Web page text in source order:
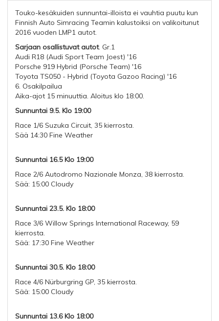
Touko-kesäkuiden sunnuntai-illoista ei vauhtia puutu kun
Finnish Auto Simracing Teamin kalustoiksi on valikoitunut
2016 vuoden LMP1 autot.
Sarjaan osallistuvat autot. Gr.1
Audi R18 (Audi Sport Team Joest) '16
Porsche 919 Hybrid (Porsche Team) '16
Toyota TS050 - Hybrid (Toyota Gazoo Racing) '16
6. Osakilpailua
Aika-ajot 15 minuuttia. Aloitus klo 18:00.
Sunnuntai 9.5. Klo 19:00
Race 1/6 Suzuka Circuit, 35 kierrosta.
Sää 14:30 Fine Weather
Sunnuntai 16.5 Klo 19:00
Race 2/6 Autodromo Nazionale Monza, 38 kierrosta.
Sää: 15:00 Cloudy
Sunnuntai 23.5. Klo 18:00
Race 3/6 Willow Springs International Raceway, 59
kierrosta.
Sää: 17:30 Fine Weather
Sunnuntai 30.5. Klo 18:00
Race 4/6 Nürburgring GP, 35 kierrosta.
Sää: 15:00 Cloudy
Sunnuntai 13.6 Klo 18:00